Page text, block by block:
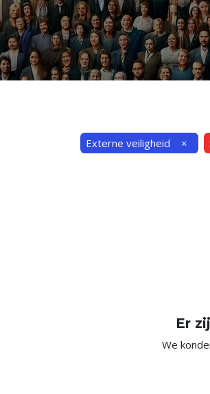
Externe veiligheid ×
Er
We